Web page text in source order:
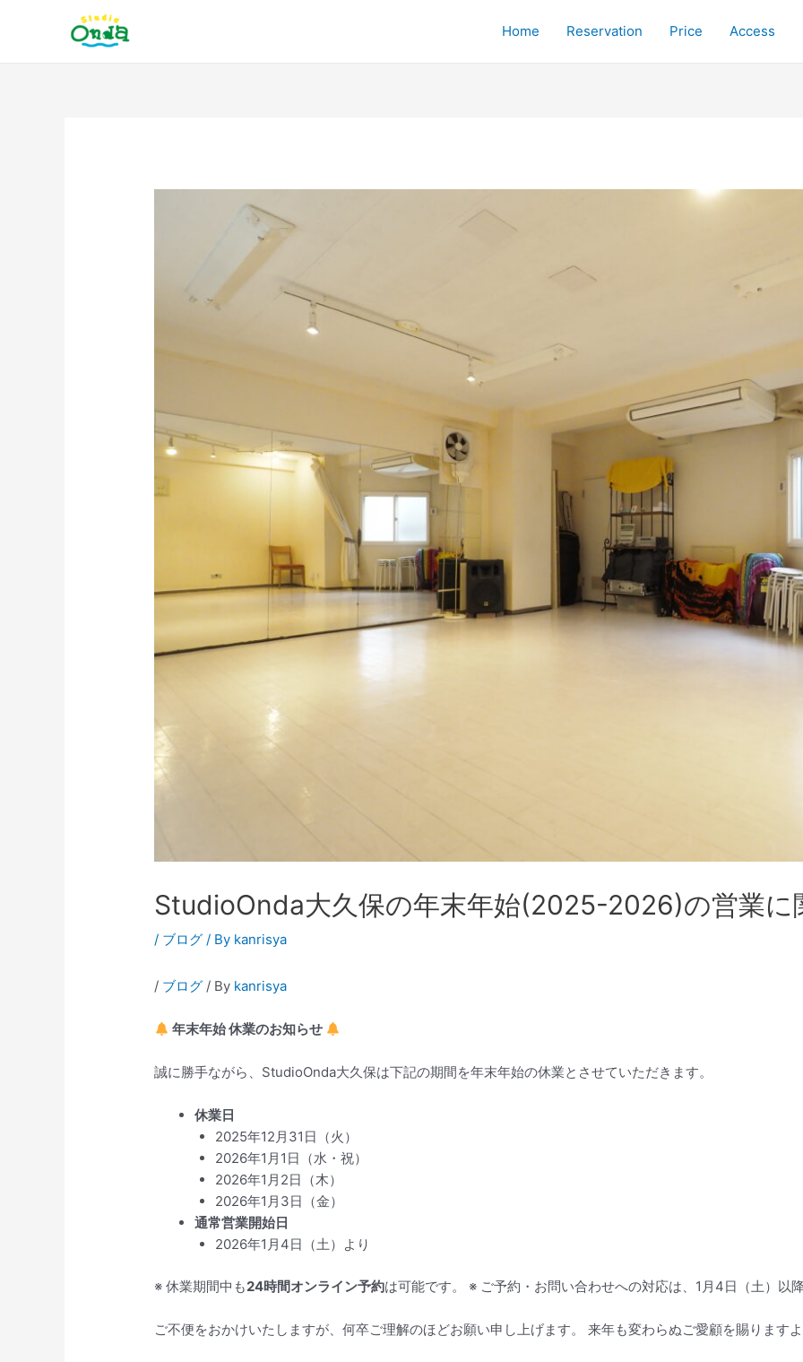
Home Reservation Price Access
StudioOnda大久保の年末年始(2025-2026)の営業に
/ ブログ / By kanrisya
/ ブログ / By kanrisya
年末年始 休業のお知らせ
誠に勝手ながら、StudioOnda大久保は下記の期間を年末年始の休業とさせていただきます。
休業日
2025年12月31日（火）
2026年1月1日（水・祝）
2026年1月2日（木）
2026年1月3日（金）
通常営業開始日
2026年1月4日（土）より
※ 休業期間中も24時間オンライン予約は可能です。 ※ ご予約・お問い合わせへの対応は、1月4日（土）以
ご不便をおかけいたしますが、何卒ご理解のほどお願い申し上げます。 来年も変わらぬご愛顧を賜ります